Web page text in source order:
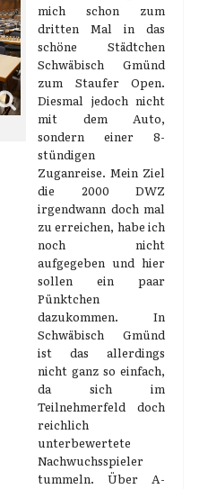
mich schon zum
dritten Mal in das
schöne Städtchen
Schwäbisch Gmünd
zum Staufer Open.
Diesmal jedoch nicht
mit dem Auto,
sondern einer 8-
stündigen
Zuganreise. Mein Ziel
die 2000 DWZ
irgendwann doch mal
zu erreichen, habe ich
noch nicht
aufgegeben und hier
sollen ein paar
Pünktchen
dazukommen. In
Schwäbisch Gmünd
ist das allerdings
nicht ganz so einfach,
da sich im
Teilnehmerfeld doch
reichlich
unterbewertete
Nachwuchsspieler
tummeln. Über A-